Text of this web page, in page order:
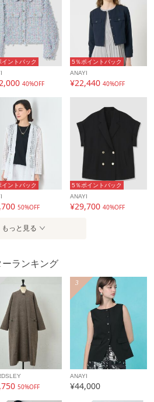
ース
ー その他アウター
ン46% アセテート31% ポリエステル23%
下記よりお問い合わせください
イントバック
40%OFF
5％ポイントバック
ANAYI
¥22,440 40%OFF
イントバック
50%OFF
5％ポイントバック
ANAYI
¥29,700 40%OFF
もっと見る
ランキング
50%OFF
3
ANAYI
¥44,000